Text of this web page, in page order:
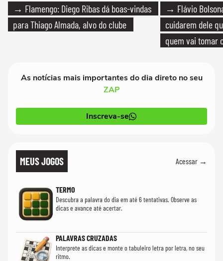
→ Flamengo: Diego Ribas dá boas-vindas
para Thiago Almada, alvo do clube
→ Flávio
cuidarem dele
quem vai tomar
As notícias mais importantes do dia direto no seu
ZAP
Inscreva-se
MEUS JOGOS Acessar →
TERMO
Descubra a palavra do dia em até 6 tentativas. Observe as
dicas e avance até acertar.
PALAVRAS CRUZADAS
Interprete as dicas e monte o tabuleiro letra por letra, no seu
ritmo.